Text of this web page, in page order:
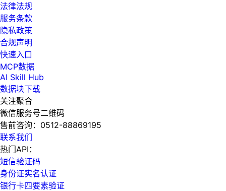
法律法规
服务条款
隐私政策
合规声明
快速入口
MCP数据
AI Skill Hub
数据块下载
关注聚合
微信服务号二维码
售前咨询： 0512-88869195
联系我们
热门API：
短信验证码
身份证实名认证
银行卡四要素验证